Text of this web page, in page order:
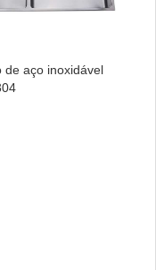
de aço inoxidável